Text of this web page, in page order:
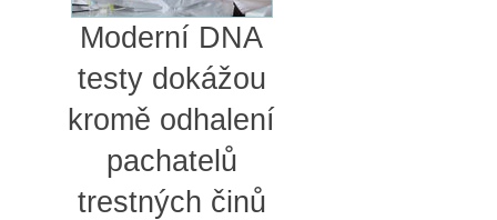
Moderní DNA
testy dokážou
kromě odhalení
pachatelů
trestných činů